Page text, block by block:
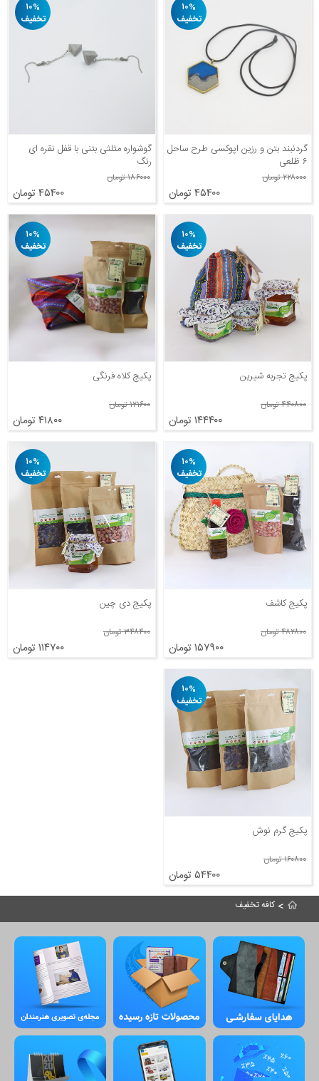
گردنبند بتن و رزین اپوکسی طرح ساحل
۶ ظلعی
۱۰%
تخفیف
۲۲۸۰۰۰ تومان
۴۵۴۰۰ تومان
گوشواره مثلثی بتنی با قفل نقره ای
رنگ
۱۰%
تخفیف
۱۸۶۰۰۰ تومان
۴۵۴۰۰ تومان
پکیج تجربه شیرین
۱۰%
تخفیف
۴۴۰۸۰۰ تومان
۱۴۴۴۰۰ تومان
پکیج کلاه فرنگی
۱۰%
تخفیف
۱۲۱۶۰۰ تومان
۴۱۸۰۰ تومان
پکیج کاشف
۱۰%
تخفیف
۴۸۲۸۰۰ تومان
۱۵۷۹۰۰ تومان
پکیج دی چین
۱۰%
تخفیف
۳۴۸۴۰۰ تومان
۱۱۴۷۰۰ تومان
پکیج گرم نوش
۱۰%
تخفیف
۱۶۰۸۰۰ تومان
۵۴۴۰۰ تومان
> کافه تخفیف